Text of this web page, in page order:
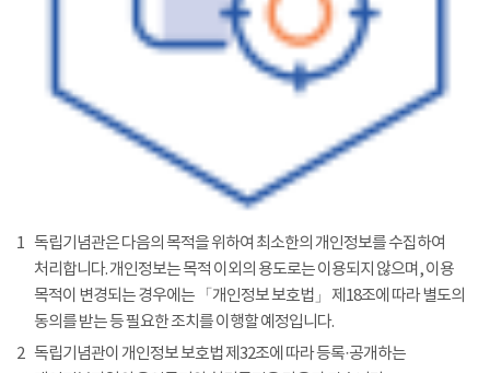
1 독립기념관은 다음의 목적을 위하여 최소한의 개인정보를 수집하여
처리합니다. 개인정보는 목적 이외의 용도로는 이용되지 않으며, 이용
목적이 변경되는 경우에는 「개인정보 보호법」 제18조에 따라 별도의
동의를 받는 등 필요한 조치를 이행할 예정입니다.
2 독립기념관이 개인정보 보호법 제32조에 따라 등록·공개하는